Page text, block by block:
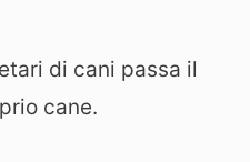
di cani passa il
cane.